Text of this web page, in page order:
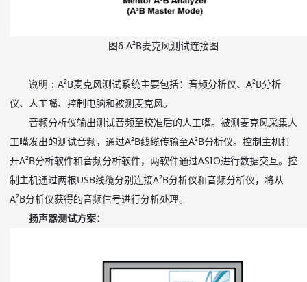
图6 A²B麦克风测试连接图
说明： A²B麦克风测试系统主要包括：音频分析仪、A²B分析
仪、人工嘴、控制电脑和被测麦克风。
音频分析仪输出测试音频至校准后的人工嘴。被测麦克风采集人
工嘴发出的测试音频，通过A²B线缆传输至A²B分析仪。控制主机打
开A²B分析软件和音频分析软件，两软件通过ASIO进行数据交互。控
制主机通过两根USB线缆分别连接A²B分析仪和音频分析仪，将从
A²B分析仪获得的音频信号进行分析处理。
扬声器测试方案：